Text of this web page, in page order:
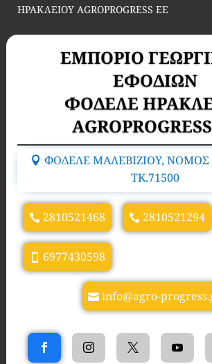
ΗΡΑΚΛΕΙΟΥ AGROPROGRESS EE
ΕΜΠΟΡΙΟ
ΕΦΟΔΙΩΝ
ΦΟΔΕΛΕ
ΦΟΔΕΛΕ ΜΑΛΕΒΙΖΙΟΥ, ΝΟΜΟΣ
TK.71500
2810521468 2810521294
6977430598
info@agro-